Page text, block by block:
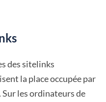
des sitelinks
la place occupée par
Sur les ordinateurs de